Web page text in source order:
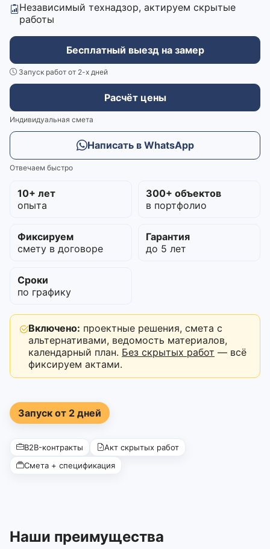
Независимый технадзор, актируем скрытые
работы
Бесплатный выезд на замер
Запуск работ от 2-х дней
Расчёт цены
Индивидуальная смета
Написать в WhatsApp
Отвечаем быстро
10+ лет
опыта
300+ объектов
в портфолио
Фиксируем
смету в договоре
Гарантия
до 5 лет
Сроки
по графику
Включено: проектные решения, смета с
альтернативами, ведомость материалов,
календарный план. Без скрытых работ — всё
фиксируем актами.
Запуск от 2 дней
B2B-контракты
Акт скрытых работ
Смета + спецификация
Наши преимущества